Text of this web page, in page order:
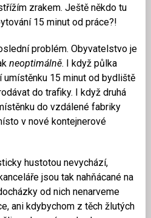
zrakem. Ještě někdo tu
15 minut od práce?!
problém. Obyvatelstvo je
neoptimálně. I když půlka
15 minut od bydliště
do trafiky. I když druhá
do vzdálené fabriky
v nové kontejnerové
hustotou nevychází,
jsou tak nahňácané na
od nich nenarveme
ani kdybychom z těch žlutých